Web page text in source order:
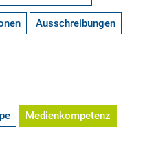
Ausschreibungen
Medienkompetenz